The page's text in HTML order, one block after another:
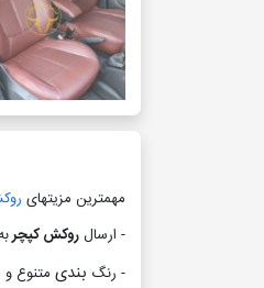
مهمترین مزیتهای
- ارسالروکش کپچر
- رنگ بندی متنوع